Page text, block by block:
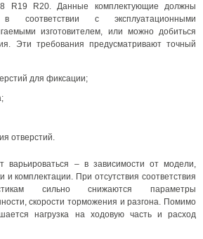
R19 R20. Данные комплектующие должны
соответствии с эксплуатационными
изготовителем, или можно добиться
Эти требования предусматривают точный
для фиксации;
отверстий.
варьироваться – в зависимости от модели,
и комплектации. При отсутствия соответствия
сильно снижаются параметры
скорости торможения и разгона. Помимо
нагрузка на ходовую часть и расход